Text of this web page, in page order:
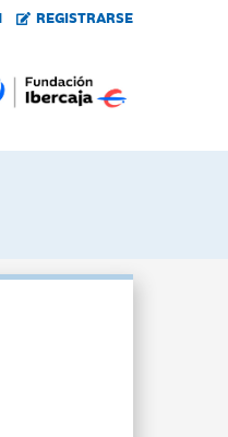
REGISTRARSE